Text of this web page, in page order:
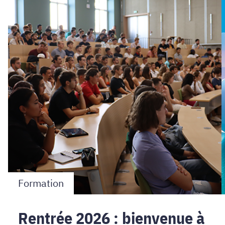
2026
:
bienvenue
à
Grenoble
INP
Génie
industriel
Formation
Rentrée 2026 : bienvenue à